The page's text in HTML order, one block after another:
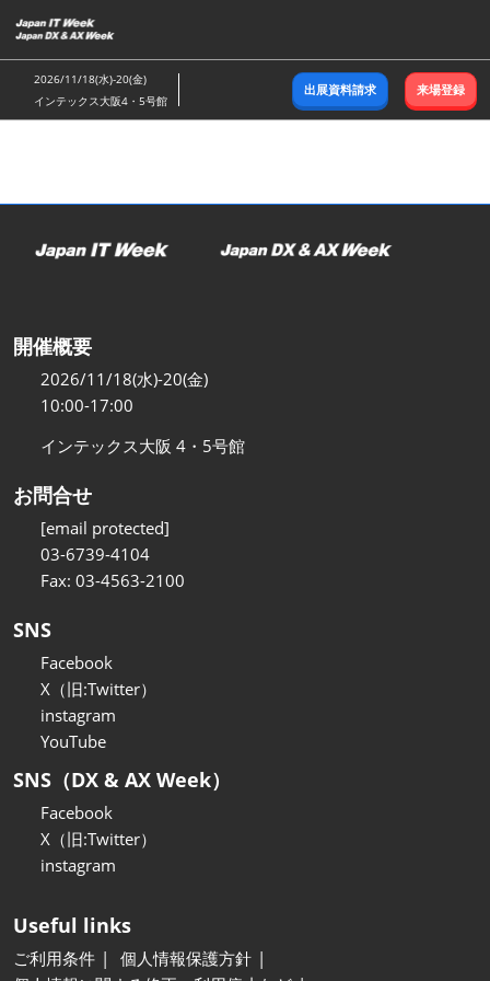
キ
ッ
し
む
2026/11/18(水)-20(金)
インテックス大阪4・5号館
出展資料請求 来場登録
開催概要
2026/11/18(水)-20(金)
10:00-17:00
インテックス大阪 4・5号館
お問合せ
[email protected]
03-6739-4104
Fax: 03-4563-2100
SNS
Facebook
X（旧:Twitter）
instagram
YouTube
SNS（DX & AX Week）
Facebook
X（旧:Twitter）
instagram
Useful links
ご利用条件
個人情報保護方針